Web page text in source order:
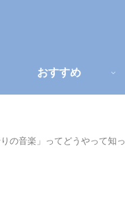
おすすめ
りの音楽」ってどうやって知